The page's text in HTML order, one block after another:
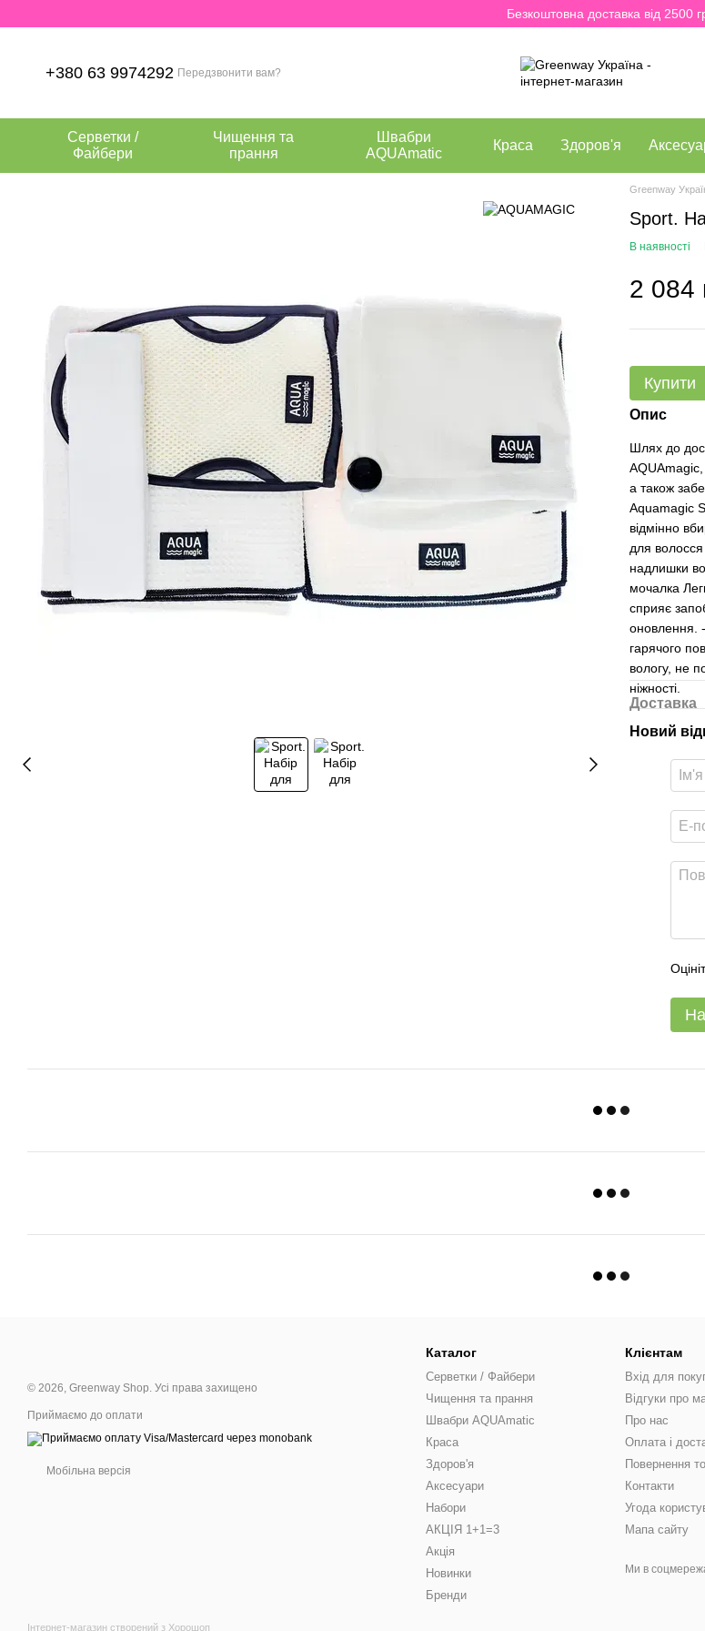
Безкоштовна доставка від 2500
+380 63 9974292 Передзвонити вам?
Серветки /
Файбери
Чищення та
прання
Швабри
AQUAmatic
Краса Здоров'я
Greenway
Sport.
В наявності
2 084
Купити
Опис
Шлях до
AQUAmagic,
а також
Aquamagic
відмінно
для
надлишки
мочалка
сприяє
оновлення.
гарячого
вологу, не
ніжності.
Доставка
Новий
© 2026, Greenway Shop. Усі права захищено
Приймаємо до оплати
Мобільна версія
Інтернет-магазин створений з Хорошоп
Каталог
Серветки / Файбери
Чищення та прання
Швабри AQUAmatic
Краса
Здоров'я
Аксесуари
Набори
АКЦІЯ 1+1=3
Акція
Новинки
Бренди
Клієнтам
Вхід для
Відгуки про
Про нас
Оплата і
Повернення
Контакти
Угода
Мапа сайту
Ми в